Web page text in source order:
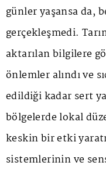
günler yaşansa da,
gerçekleşmedi.
aktarılan bilgilere
önlemler alındı ve
edildiği kadar sert
bölgelerde lokal
keskin bir etki
sistemlerinin ve